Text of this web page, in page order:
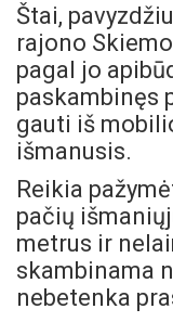
Štai,
rajono
pagal jo
paskambinęs
gauti iš
išmanusis.
Reikia
pačių
metrus ir
skambinama
nebetenka